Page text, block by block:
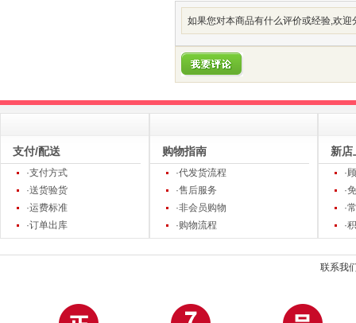
如果您对本商品有什么评价或经验,欢迎
支付/配送
·支付方式
·送货验货
·运费标准
·订单出库
购物指南
·代发货流程
·售后服务
·非会员购物
·购物流程
新店
·
·
·
·
联系我